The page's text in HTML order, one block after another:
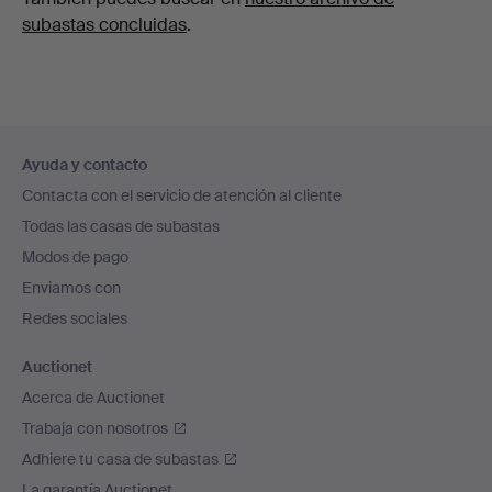
subastas concluidas.
en
el
pie
de
página
Ayuda y contacto
Contacta con el servicio de atención al cliente
Todas las casas de subastas
Modos de pago
Enviamos con
Redes sociales
Auctionet
Acerca de Auctionet
Trabaja con nosotros
Adhiere tu casa de subastas